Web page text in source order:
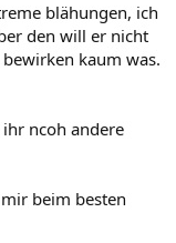
blähungen, ich
den will er nicht
kaum was.
ncoh andere
beim besten